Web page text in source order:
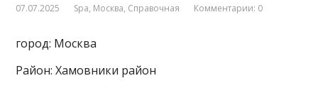
07.07.2025 Spa, Москва, Справочная Комментарии: 0
город: Москва
Район: Хамовники район